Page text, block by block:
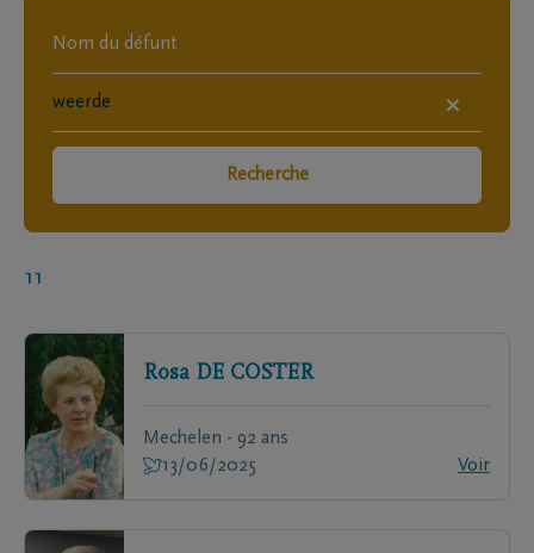
×
Recherche
11
Rosa DE COSTER
Mechelen - 92 ans
13/06/2025
Voir